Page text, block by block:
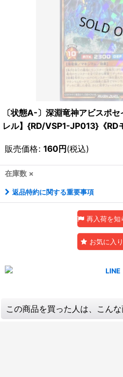
〔状態A-〕深淵竜神アビスポ
レル】{RD/VSP1-JP013}《RD
販売価格: 160円(税込)
在庫数 ×
返品特約に関する重要事項
再入荷を知
お気に入
この商品を買った人は、こん